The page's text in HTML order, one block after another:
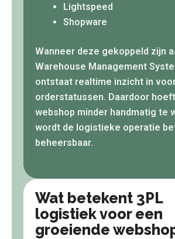
Lightspeed
Shopware
Wanneer deze gekoppeld zijn
Warehouse Management
ontstaat realtime inzicht in
orderstatussen. Daardoor
webshop minder handmatig te
wordt de logistieke operatie
beheersbaar.
Wat betekent 3PL
logistiek voor een
groeiende